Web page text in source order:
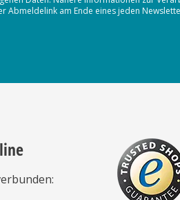
Abmeldelink am Ende eines jeden